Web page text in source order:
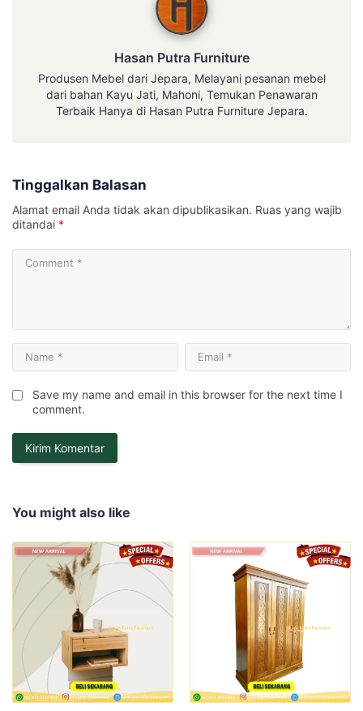
Hasan Putra Furniture
Produsen Mebel dari Jepara, Melayani pesanan mebel
dari bahan Kayu Jati, Mahoni, Temukan Penawaran
Terbaik Hanya di Hasan Putra Furniture Jepara.
Tinggalkan Balasan
Alamat email Anda tidak akan dipublikasikan. Ruas yang wajib
ditandai *
Save my name and email in this browser for the next time I
comment.
You might also like